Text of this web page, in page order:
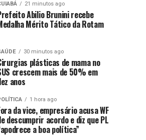
21 minutos ago
Abilio Brunini recebe
Mérito Tático da Rotam
30 minutos ago
plásticas de mama no
crescem mais de 50% em
anos
1 hora ago
da vice, empresário acusa WF
descumprir acordo e diz que PL
a boa política”